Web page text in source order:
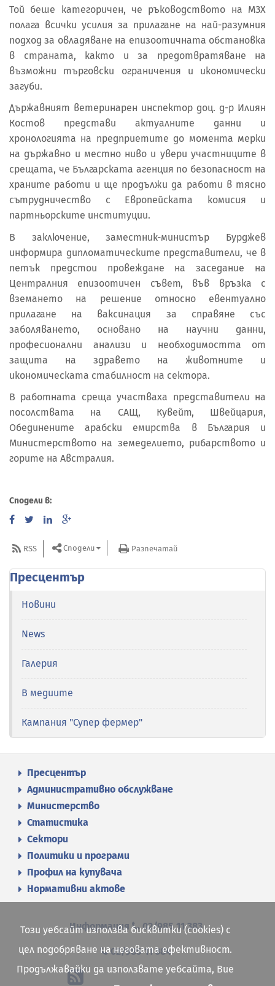
Той беше категоричен, че ръководството на МЗХ
полага всички усилия за прилагане на най-разумния
подход за овладяване на епизоотичната обстановка
в страната, както и за предотвратяване на
възможни търговски ограничения и икономически
загуби.
Държавният ветеринарен инспектор доц. д-р Илиян
Костов представи актуалните данни и
хронологията на предприетите до момента мерки
на държавно и местно ниво и увери участниците в
срещата, че Българската агенция по безопасност на
храните работи и ще продължи да работи в тясно
сътрудничество с Европейската комисия и
партньорските институции.
В заключение, заместник-министър Бурджев
информира дипломатическите представители, че в
петък предстои провеждане на заседание на
Централния епизоотичен съвет, във връзка с
вземането на решение относно евентуално
прилагане на ваксинация за справяне със
заболяването, основано на научни данни,
професионални анализи и необходимостта от
защита на здравето на животните и
икономическата стабилност на сектора.
В работната среща участваха представители на
посолствата на САЩ, Кувейт, Швейцария,
Обединените арабски емирства в България и
Министерството на земеделието, рибарството и
горите на Австралия.
Сподели в:
RSS Сподели Разпечатай
Пресцентър
Новини
News
Галерия
В медиите
Кампания "Супер фермер"
Пресцентър
Административно обслужване
Министерство
Статистика
Сектори
Политики и програми
Профил на купувача
Нормативни актове
Информация 02/985 11 383
02/985 11 384
Този уебсайт използва бисквитки (cookies) с
цел подобряване на неговата ефективност.
Продължавайки да използвате уебсайта, Вие